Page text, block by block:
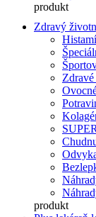
produkt
Zdravý
produkt